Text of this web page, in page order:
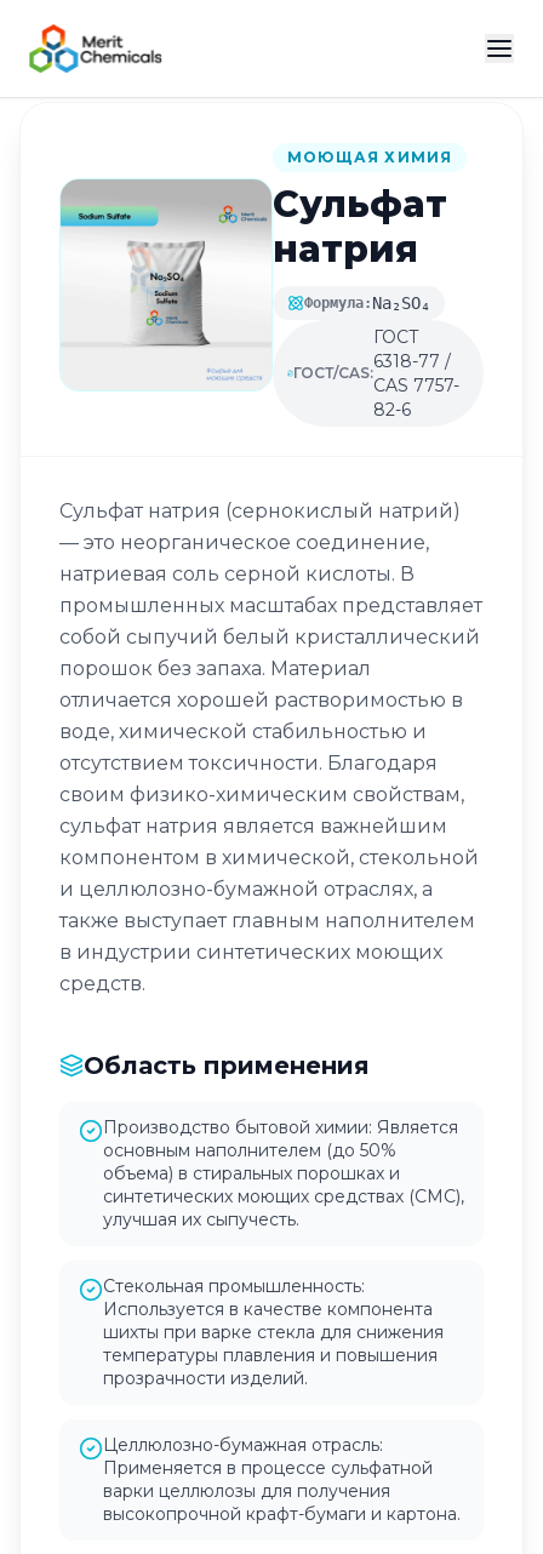
Назад в каталог
МОЮЩАЯ ХИМИЯ
Сульфат
натрия
Формула: Na₂SO₄
ГОСТ/CAS:
ГОСТ
6318-77 /
CAS 7757-
82-6
Сульфат натрия (сернокислый натрий)
— это неорганическое соединение,
натриевая соль серной кислоты. В
промышленных масштабах представляет
собой сыпучий белый кристаллический
порошок без запаха. Материал
отличается хорошей растворимостью в
воде, химической стабильностью и
отсутствием токсичности. Благодаря
своим физико-химическим свойствам,
сульфат натрия является важнейшим
компонентом в химической, стекольной
и целлюлозно-бумажной отраслях, а
также выступает главным наполнителем
в индустрии синтетических моющих
средств.
Область применения
Производство бытовой химии: Является
основным наполнителем (до 50%
объема) в стиральных порошках и
синтетических моющих средствах (СМС),
улучшая их сыпучесть.
Стекольная промышленность:
Используется в качестве компонента
шихты при варке стекла для снижения
температуры плавления и повышения
прозрачности изделий.
Целлюлозно-бумажная отрасль:
Применяется в процессе сульфатной
варки целлюлозы для получения
высокопрочной крафт-бумаги и картона.